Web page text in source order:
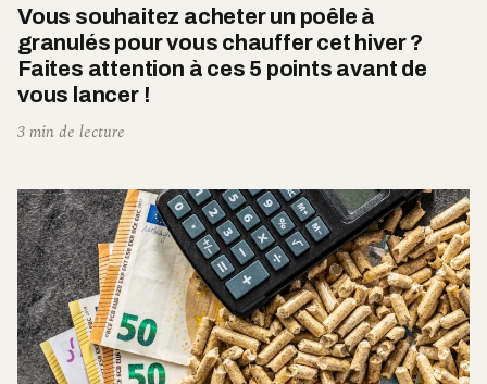
Vous souhaitez acheter un poêle à
granulés pour vous chauffer cet hiver ?
Faites attention à ces 5 points avant de
vous lancer !
3 min de lecture